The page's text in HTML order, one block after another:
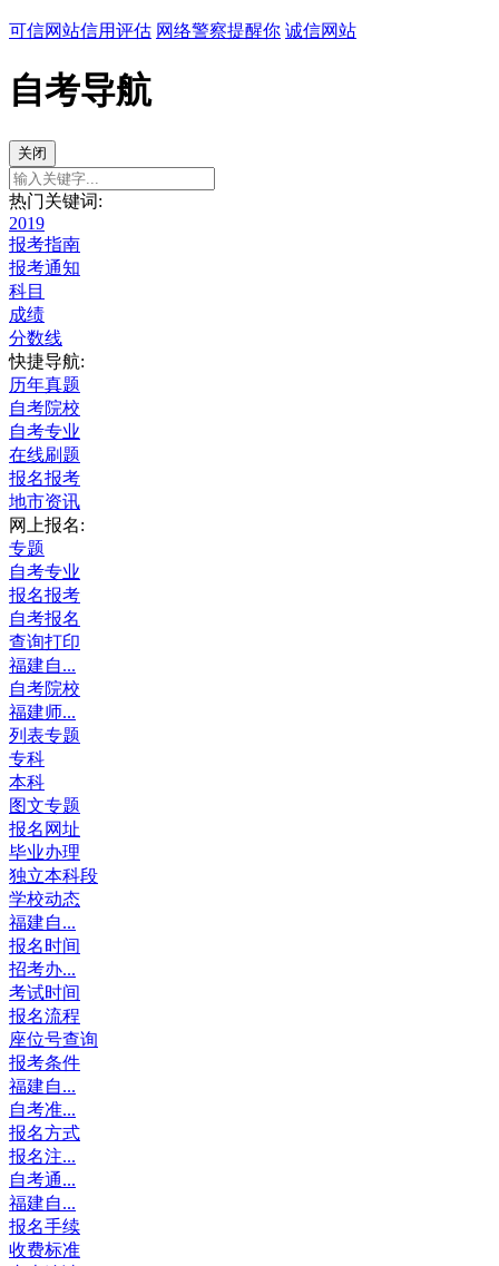
可信网站信用评估 网络警察提醒你 诚信网站
自考导航
关闭
热门关键词:
2019
报考指南
报考通知
科目
成绩
分数线
快捷导航:
历年真题
自考院校
自考专业
在线刷题
报名报考
地市资讯
网上报名:
专题
自考专业
报名报考
自考报名
查询打印
福建自...
自考院校
福建师...
列表专题
专科
本科
图文专题
报名网址
毕业办理
独立本科段
学校动态
福建自...
报名时间
招考办...
考试时间
报名流程
座位号查询
报考条件
福建自...
自考准...
报名方式
报名注...
自考通...
福建自...
报名手续
收费标准